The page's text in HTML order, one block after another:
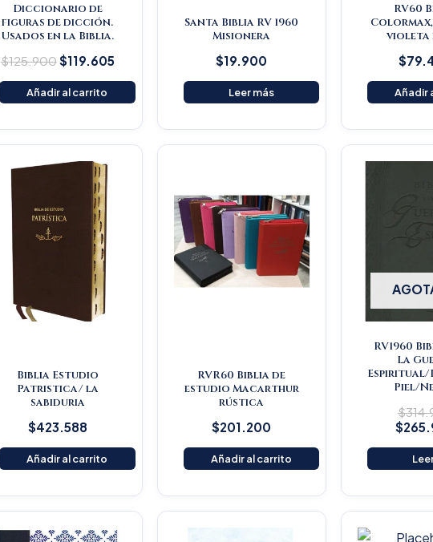
Diccionario de
figuras de dicción.
Usados en la Biblia.
$125.900$119.605
Añadir al carrito
Santa Biblia RV 1960
Misionera
$19.900
Leer más
RV60
violeta
$
Añadir
Biblia Estudio
Patristica/ la
sabiduria
$423.588
Añadir al carrito
RVR60 Biblia de
estudio Macarthur
rústica
$201.200
Añadir al carrito
RV1960
La
Espiritual/
Piel/
$
$
Current